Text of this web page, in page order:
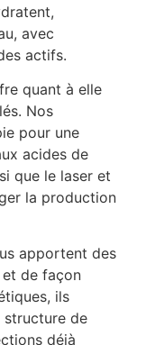
avec
actifs.
quant à elle
Nos
pour une
acides de
que le laser et
la production
apportent des
de façon
ils
structure de
déjà